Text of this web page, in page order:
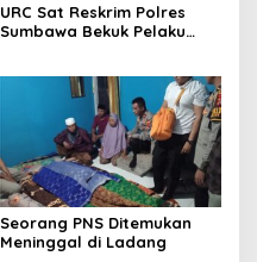
URC Sat Reskrim Polres
Sumbawa Bekuk Pelaku
Seorang PNS Ditemukan
Meninggal di Ladang